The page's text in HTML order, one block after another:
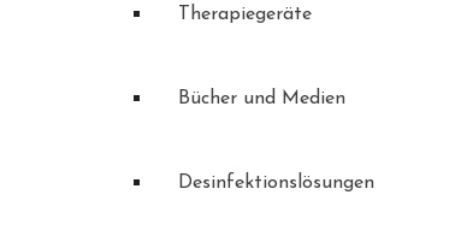
Therapiegeräte
Bücher und Medien
Desinfektionslösungen